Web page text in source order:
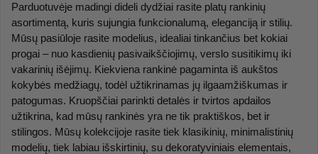
Parduotuvėje madingi dideli dydžiai rasite platų rankinių
asortimentą, kuris sujungia funkcionalumą, eleganciją ir stilių.
Mūsų pasiūloje rasite modelius, idealiai tinkančius bet kokiai
progai – nuo kasdienių pasivaikščiojimų, verslo susitikimų iki
vakarinių išėjimų. Kiekviena rankinė pagaminta iš aukštos
kokybės medžiagų, todėl užtikrinamas jų ilgaamžiškumas ir
patogumas. Kruopščiai parinkti detalės ir tvirtos apdailos
užtikrina, kad mūsų rankinės yra ne tik praktiškos, bet ir
stilingos. Mūsų kolekcijoje rasite tiek klasikinių, minimalistinių
modelių, tiek labiau išskirtinių, su dekoratyviniais elementais,